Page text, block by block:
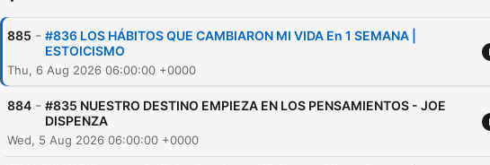
885 - #836 LOS HÁBITOS QUE CAMBIARON MI VIDA En 1 SEMANA |
ESTOICISMO
Thu, 6 Aug 2026 06:00:00 +0000
884 - #835 NUESTRO DESTINO EMPIEZA EN LOS PENSAMIENTOS - JOE
DISPENZA
Wed, 5 Aug 2026 06:00:00 +0000